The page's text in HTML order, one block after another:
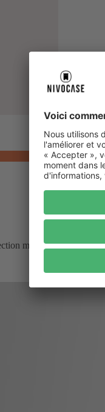
maximale sans éclats.